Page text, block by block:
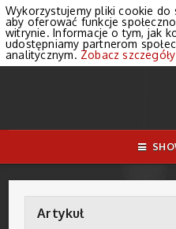
Artykuł
Wykorzystujemy pliki cookie do
aby oferować funkcje
witrynie. Informacje o tym, jak
udostępniamy partnerom
analitycznym. Zobacz szczegóły